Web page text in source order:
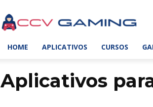
HOME APLICATIVOS CURSOS
Aplicativos